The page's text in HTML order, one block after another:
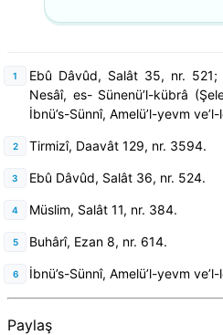
Ebû Dâvûd, Salât 35, nr.
Nesâî, es- Sünenü’l-kübrâ
İbnü’s-Sünnî, Amelü’l-yevm
Tirmizî, Daavât 129, nr. 3594.
Ebû Dâvûd, Salât 36, nr. 524.
Müslim, Salât 11, nr. 384.
Buhârî, Ezan 8, nr. 614.
İbnü’s-Sünnî, Amelü’l-yevm
Paylaş